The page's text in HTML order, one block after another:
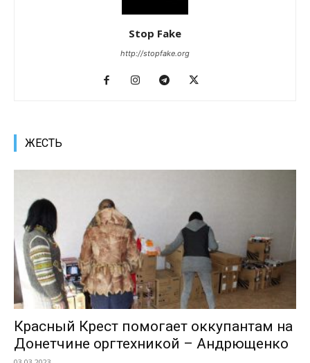
Stop Fake
http://stopfake.org
ЖЕСТЬ
Красный Крест помогает оккупантам на
Донетчине оргтехникой – Андрющенко